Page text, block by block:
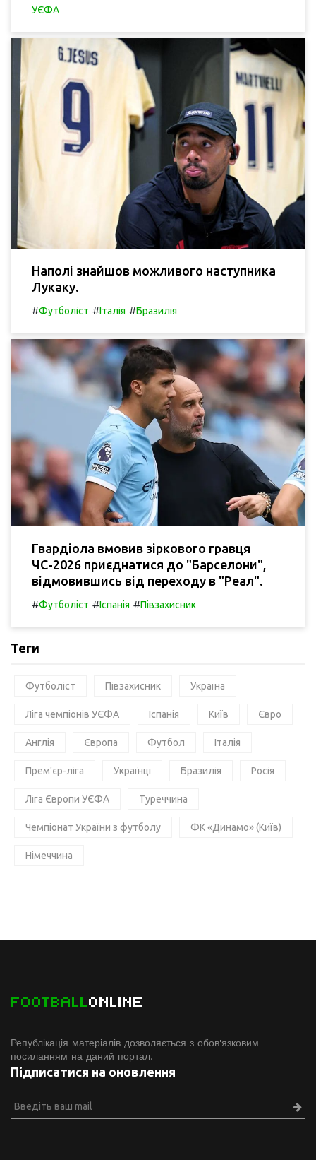
УЄФА
Наполі знайшов можливого наступника
Лукаку.
#Футболіст #Італія #Бразилія
Гвардіола вмовив зіркового гравця
ЧС-2026 приєднатися до "Барселони",
відмовившись від переходу в "Реал".
#Футболіст #Іспанія #Півзахисник
Теги
Футболіст Півзахисник Україна
Ліга чемпіонів УЄФА Іспанія Київ Євро
Англія Європа Футбол Італія
Прем'єр-ліга Українці Бразилія Росія
Ліга Європи УЄФА Туреччина
Чемпіонат України з футболу ФК «Динамо» (Київ)
Німеччина
FOOTBALLONLINE
Републікація матеріалів дозволяється з обов'язковим
посиланням на даний портал.
Підписатися на оновлення